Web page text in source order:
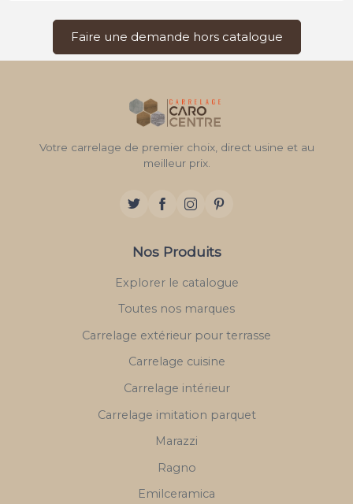
Faire une demande hors catalogue
Votre carrelage de premier choix, direct usine et au
meilleur prix.
Nos Produits
Explorer le catalogue
Toutes nos marques
Carrelage extérieur pour terrasse
Carrelage cuisine
Carrelage intérieur
Carrelage imitation parquet
Marazzi
Ragno
Emilceramica